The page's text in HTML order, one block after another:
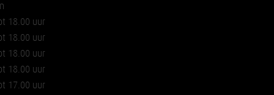
18.00 uur
18.00 uur
18.00 uur
18.00 uur
17.00 uur